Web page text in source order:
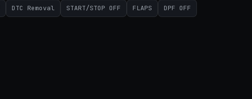
DTC Removal START/STOP OFF FLAPS DPF OFF